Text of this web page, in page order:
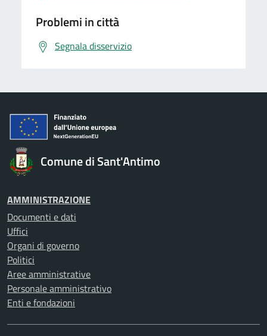
Problemi in città
Segnala disservizio
Comune di Sant'Antimo
AMMINISTRAZIONE
Documenti e dati
Uffici
Organi di governo
Politici
Aree amministrative
Personale amministrativo
Enti e fondazioni